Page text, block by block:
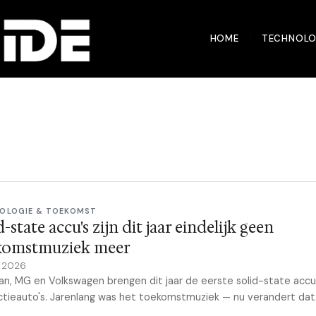
HOME
& TOEKOMST
state accu's zijn dit jaar eindelijk geen
meer
2026
MG en Volkswagen brengen dit jaar de eerste solid-state
Jarenlang was het toekomstmuziek — nu verandert dat.